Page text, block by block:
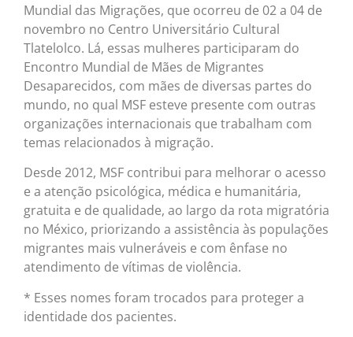
Mundial das Migrações, que ocorreu de 02 a 04 de
novembro no Centro Universitário Cultural
Tlatelolco. Lá, essas mulheres participaram do
Encontro Mundial de Mães de Migrantes
Desaparecidos, com mães de diversas partes do
mundo, no qual MSF esteve presente com outras
organizações internacionais que trabalham com
temas relacionados à migração.
Desde 2012, MSF contribui para melhorar o acesso
e a atenção psicológica, médica e humanitária,
gratuita e de qualidade, ao largo da rota migratória
no México, priorizando a assistência às populações
migrantes mais vulneráveis e com ênfase no
atendimento de vítimas de violência.
* Esses nomes foram trocados para proteger a
identidade dos pacientes.